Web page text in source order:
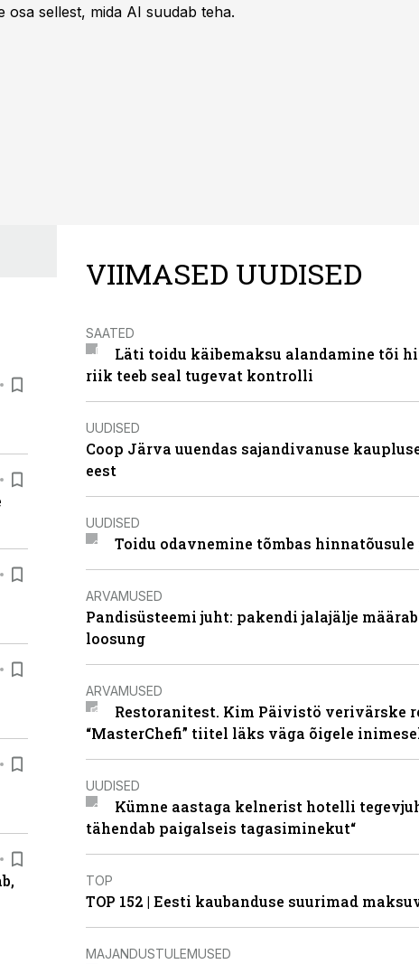
osa sellest, mida AI suudab teha.
VIIMASED UUDISED
SAATED
Läti toidu käibemaksu alandamine tõi
riik teeb seal tugevat kontrolli
UUDISED
Coop Järva uuendas sajandivanuse
eest
UUDISED
Toidu odavnemine tõmbas
ARVAMUSED
Pandisüsteemi juht: pakendi jalajälje
loosung
ARVAMUSED
Restoranitest. Kim Päivistö verivärske
“MasterChefi” tiitel läks väga õigele
UUDISED
Kümne aastaga kelnerist hotelli
tähendab paigalseis tagasiminekut“
TOP
TOP 152 | Eesti kaubanduse suurimad
MAJANDUSTULEMUSED